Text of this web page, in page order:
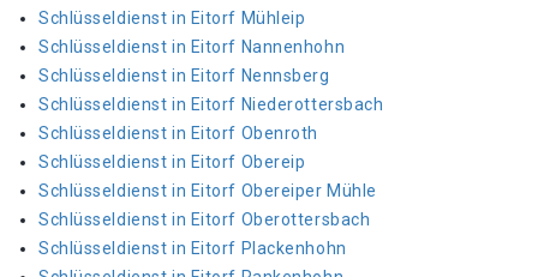
Schlüsseldienst in Eitorf Mühleip
Schlüsseldienst in Eitorf Nannenhohn
Schlüsseldienst in Eitorf Nennsberg
Schlüsseldienst in Eitorf Niederottersbach
Schlüsseldienst in Eitorf Obenroth
Schlüsseldienst in Eitorf Obereip
Schlüsseldienst in Eitorf Obereiper Mühle
Schlüsseldienst in Eitorf Oberottersbach
Schlüsseldienst in Eitorf Plackenhohn